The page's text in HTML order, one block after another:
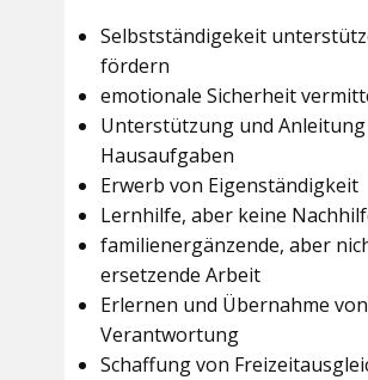
Selbstständigekeit
fördern
emotionale Sicherheit
Unterstützung und Anleitung
Hausaufgaben
Erwerb von Eigenständigkeit
Lernhilfe, aber keine
familienergänzende, aber
ersetzende Arbeit
Erlernen und Übernahme von
Verantwortung
Schaffung von